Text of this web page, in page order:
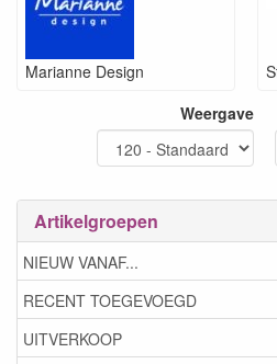
Artikelgroepen
NIEUW VANAF...
RECENT TOEGEVOEGD
UITVERKOOP
Marianne Design
Weergave